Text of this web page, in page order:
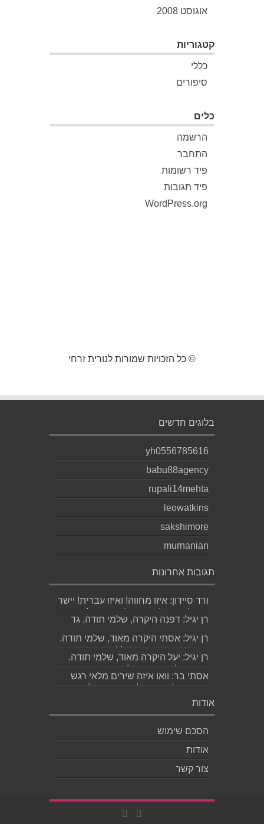
אוגוסט 2008
קטגוריות
כללי
סיפורים
כלים
הרשמה
התחבר
פיד רשומות
פיד תגובות
WordPress.org
© כל הזכויות שמורות לנורית זרחי
בלוגים חדשים
yh0556785616
babu88agency
rupali14mehta
leowatkins
sakshimore
murnanian
תגובות אחרונות
ורד סיידון: איזו מחווה! ואיזו עברית! יישר
כוח לכותב ולאהובתו :) שבת שלום...
רן יגיל: דפנה היקרה, שלמי תודה. גד
הוא אכן משורר איכותי ביותר. אמסור...
רן יגיל: אסתי היקרה מאוד, שלמי תודה.
ניכר כי השירים דיברו לליבך. אמסו...
רן יגיל: יעל היקרה מאוד, שלמי תודה.
אמסור לגד. שבת שלום. רן...
אסתי בר: וואו איזה שירים מלאי רגש
ותשוקה לאהובה ולאהבה הגדולה
ה,בלתי...
אודות
הסכם שימוש
אודות
צור קשר